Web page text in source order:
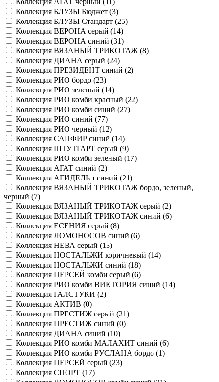
Коллекция АГАТ черный (
)
Коллекция БЛУЗЫ Бюджет (3)
Коллекция БЛУЗЫ Стандарт (25)
Коллекция ВЕРОНА серый (14)
Коллекция ВЕРОНА синий (31)
Коллекция ВЯЗАНЫЙ ТРИКОТАЖ (8)
Коллекция ДИАНА серый (24)
Коллекция ПРЕЗИДЕНТ синий (2)
Коллекция РИО бордо (23)
Коллекция РИО зеленый (14)
Коллекция РИО комби красный (22)
Коллекция РИО комби синий (27)
Коллекция РИО синий (77)
Коллекция РИО черный (12)
Коллекция САПФИР синий (14)
Коллекция ШТУТГАРТ серый (9)
Коллекция РИО комби зеленый (17)
Коллекция АГАТ синий (2)
Коллекция АГИДЕЛЬ т.синий (21)
Коллекция ВЯЗАНЫЙ ТРИКОТАЖ бордо, зеленый,
черный (7)
Коллекция ВЯЗАНЫЙ ТРИКОТАЖ серый (2)
Коллекция ВЯЗАНЫЙ ТРИКОТАЖ синий (6)
Коллекция ЕСЕНИЯ серый (8)
Коллекция ЛОМОНОСОВ синий (6)
Коллекция НЕВА серый (13)
Коллекция НОСТАЛЬЖИ коричневый (14)
Коллекция НОСТАЛЬЖИ синий (18)
Коллекция ПЕРСЕЙ комби серый (6)
Коллекция РИО комби ВИКТОРИЯ синий (14)
Коллекция ГАЛСТУКИ (2)
Коллекция АКТИВ (0)
Коллекция ПРЕСТИЖ серый (21)
Коллекция ПРЕСТИЖ синий (0)
Коллекция ДИАНА синий (10)
Коллекция РИО комби МАЛАХИТ синий (6)
Коллекция РИО комби РУСЛАНА бордо (1)
Коллекция ПЕРСЕЙ серый (23)
Коллекция СПОРТ (17)